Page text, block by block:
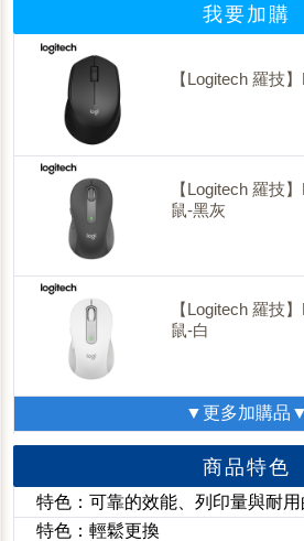
我要加購
【Logitech 羅技
【Logitech 羅技
鼠-黑灰
【Logitech 羅技
鼠-白
▼更多加購品▼
商品特色
特色：可靠的效能、列印量與耐
特色：輕鬆更換